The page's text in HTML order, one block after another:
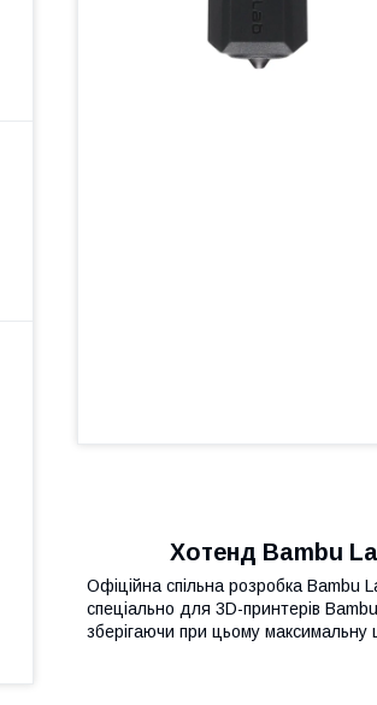
Хотенд Bambu
Офіційна спільна розробка
спеціально для 3D-принтерів
зберігаючи при цьому максимальну